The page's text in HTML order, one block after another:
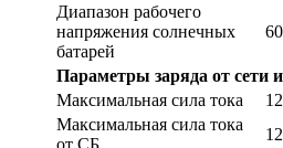
Диапазон рабочего
напряжения солнечных
батарей
Параметры заряда от сети
Максимальная сила тока
Максимальная сила тока
от СБ